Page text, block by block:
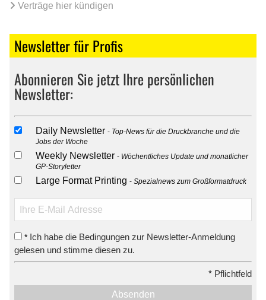
Verträge hier kündigen
Newsletter für Profis
Abonnieren Sie jetzt Ihre persönlichen
Newsletter:
Daily Newsletter
Top-News für die Druckbranche und die
Jobs der Woche
Weekly Newsletter
Wöchentliches Update und monatlicher
GP-Storyletter
Large Format Printing Spezialnews zum Großformatdruck
* Ich habe die Bedingungen zur Newsletter-Anmeldung
gelesen und stimme diesen zu.
* Pflichtfeld
Absenden